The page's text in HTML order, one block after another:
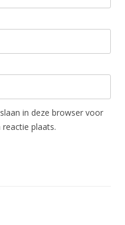
in deze browser voor
plaats.